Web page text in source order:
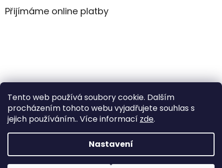
Tento web používá soubory cookie. Dalším
procházením tohoto webu vyjadřujete souhlas s
jejich používáním.. Více informací zde.
Nastavení
aPřijímáme online platby
Vytvořil Shoptet